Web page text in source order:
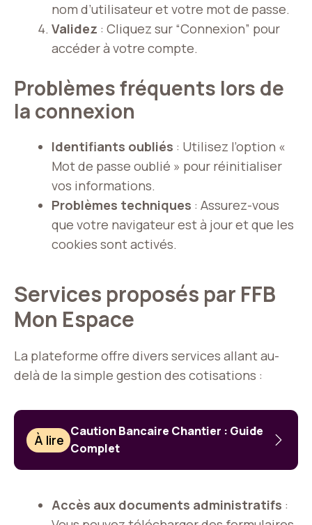
nom d’utilisateur et votre mot de passe.
Validez : Cliquez sur “Connexion” pour
accéder à votre compte.
Problèmes fréquents lors de
la connexion
Identifiants oubliés : Utilisez l’option «
Mot de passe oublié » pour réinitialiser
vos informations.
Problèmes techniques : Assurez-vous
que votre navigateur est à jour et que les
cookies sont activés.
Services proposés par FFB
Mon Espace
La plateforme offre divers services allant au-
delà de la simple gestion des cotisations :
À lire
Caution Bancaire Chantier : Guide
Complet
Accès aux documents administratifs :